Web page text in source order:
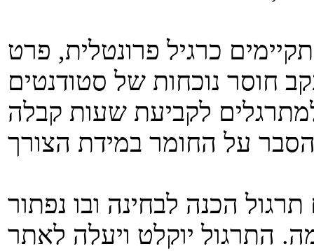
כרגיל פרונטלית, פרט
לקביעת שעות קבלה
הכנה לבחינה ובו נפתור